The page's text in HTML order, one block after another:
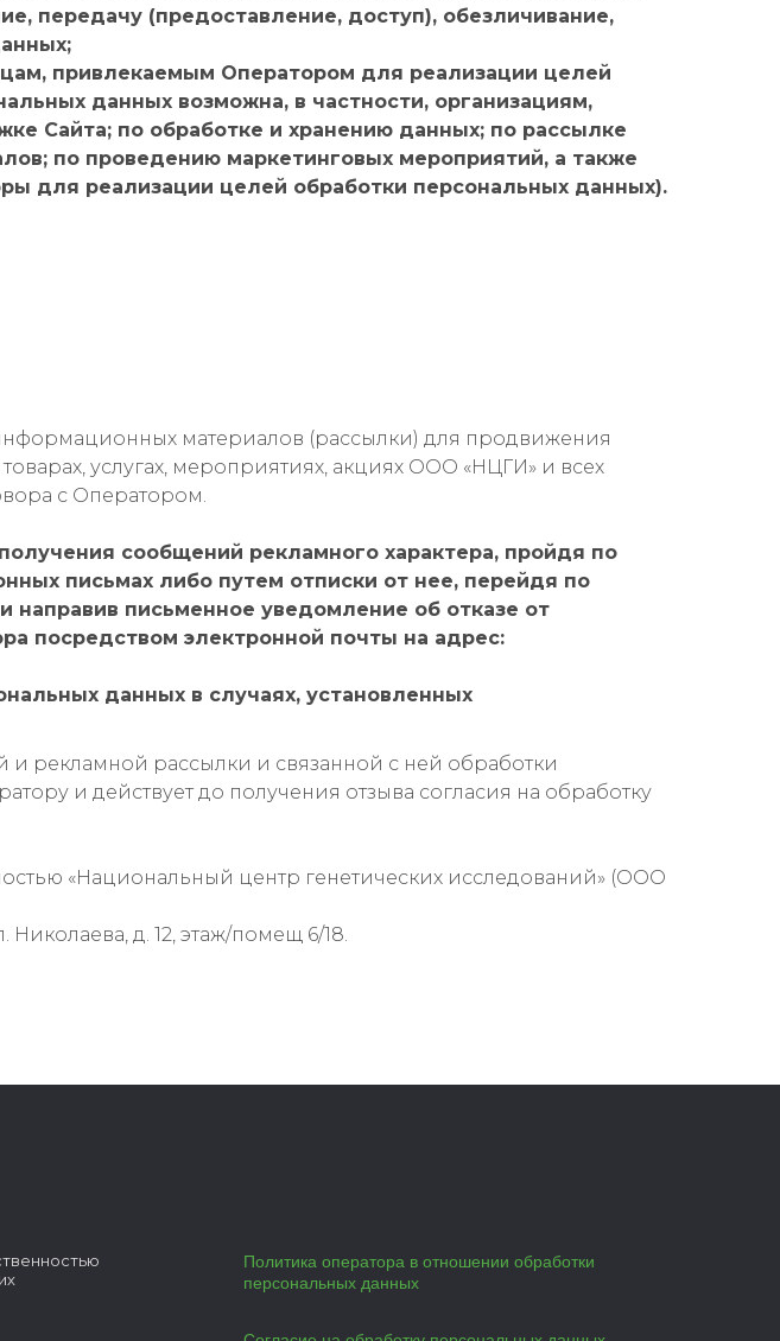
передачу (предоставление, доступ), обезличивание,
привлекаемым Оператором для реализации целей
данных возможна, в частности, организациям,
Сайта; по обработке и хранению данных; по рассылке
по проведению маркетинговых мероприятий, а также
для реализации целей обработки персональных данных).
материалов (рассылки) для продвижения
услугах, мероприятиях, акциях ООО «НЦГИ» и всех
с Оператором.
сообщений рекламного характера, пройдя по
письмах либо путем отписки от нее, перейдя по
письменное уведомление об отказе от
посредством электронной почты на адрес:
данных в случаях, установленных
рекламной рассылки и связанной с ней обработки
и действует до получения отзыва согласия на обработку
«Национальный центр генетических исследований» (ООО
д. 12, этаж/помещ 6/18.
Политика оператора в отношении обработки
персональных данных